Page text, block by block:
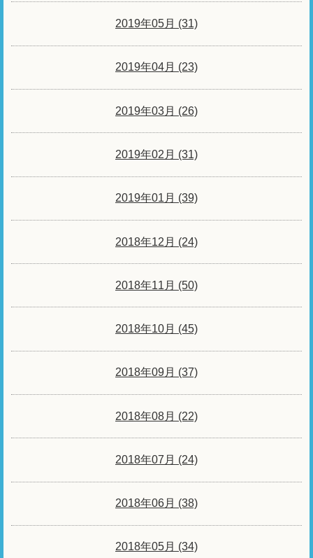
2019年05月 (31)
2019年04月 (23)
2019年03月 (26)
2019年02月 (31)
2019年01月 (39)
2018年12月 (24)
2018年11月 (50)
2018年10月 (45)
2018年09月 (37)
2018年08月 (22)
2018年07月 (24)
2018年06月 (38)
2018年05月 (34)